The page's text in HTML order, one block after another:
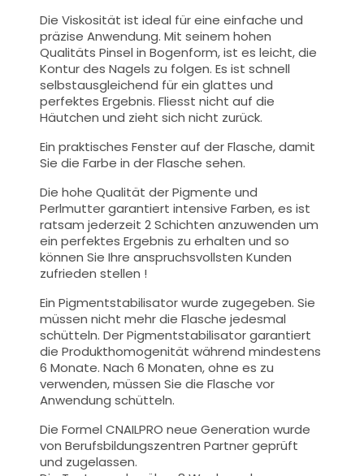
Die Viskosität ist ideal für eine einfache und
präzise Anwendung.Mit seinem hohen
QualitätsPinsel in Bogenform, ist es leicht, die
Kontur des Nagels zu folgen. Es ist schnell
selbstausgleichend für ein glattes und
perfektes Ergebnis. Fliesst nicht auf die
Häutchen und zieht sich nicht zurück.
Ein praktisches Fenster auf der Flasche, damit
Sie die Farbe in der Flasche sehen.
Die hohe Qualität derPigmente und
Perlmutter garantiert intensive Farben, es ist
ratsam jederzeit 2 Schichten anzuwenden um
ein perfektes Ergebnis zu erhalten und so
können Sie Ihre anspruchsvollsten Kunden
zufrieden stellen !
Ein Pigmentstabilisator wurde zugegeben. Sie
müssen nicht mehr die Flasche jedesmal
schütteln. Der Pigmentstabilisator garantiert
die Produkthomogenität während mindestens
6 Monate. Nach 6 Monaten, ohne es zu
verwenden, müssen Sie die Flasche vor
Anwendung schütteln.
Die Formel CNAILPRO neue Generation wurde
von Berufsbildungszentren Partner geprüft
und zugelassen.